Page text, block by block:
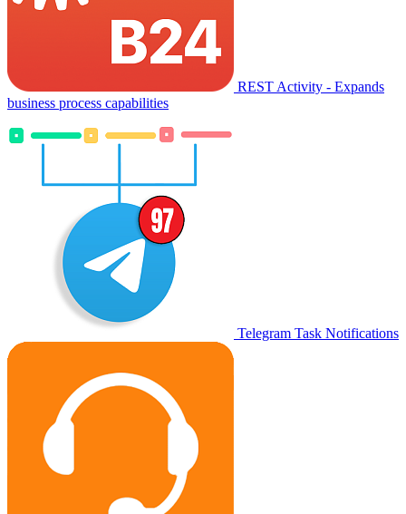
REST Activity - Expands
business process capabilities
Telegram Task Notifications